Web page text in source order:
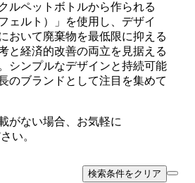
ルペットボトルから作られる
フェルト）」を使用し、デザイ
おいて廃棄物を最低限に抑える
と経済的改善の両立を見据える
シンプルなデザインと持続可能
のブランドとして注目を集めて
がない場合、お気軽に
い。
検索条件をクリア